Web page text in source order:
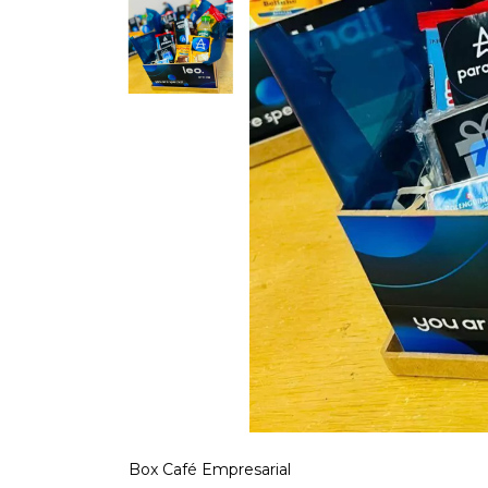
Box Café Empresarial